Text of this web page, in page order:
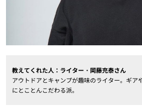
教えてくれた人：ライター・岡藤充泰さん
アウトドアとキャンプが趣味のライター。ギア
にとことんこだわる派。